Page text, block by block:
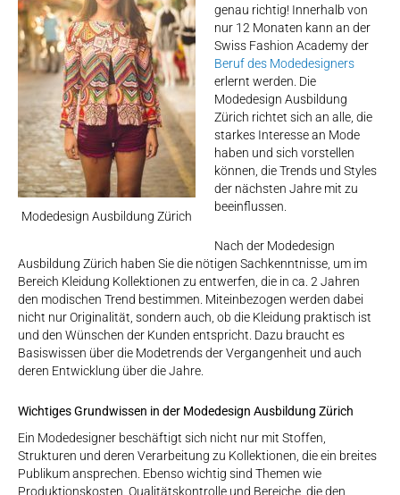
Modedesign Ausbildung Zürich
genau richtig! Innerhalb von
nur 12 Monaten kann an der
Swiss Fashion Academy der
Beruf des Modedesigners
erlernt werden. Die
Modedesign Ausbildung
Zürich richtet sich an alle, die
starkes Interesse an Mode
haben und sich vorstellen
können, die Trends und Styles
der nächsten Jahre mit zu
beeinflussen.
Nach der Modedesign
Ausbildung Zürich haben Sie die nötigen Sachkenntnisse, um im
Bereich Kleidung Kollektionen zu entwerfen, die in ca. 2 Jahren
den modischen Trend bestimmen. Miteinbezogen werden dabei
nicht nur Originalität, sondern auch, ob die Kleidung praktisch ist
und den Wünschen der Kunden entspricht. Dazu braucht es
Basiswissen über die Modetrends der Vergangenheit und auch
deren Entwicklung über die Jahre.
Wichtiges Grundwissen in der Modedesign Ausbildung Zürich
Ein Modedesigner beschäftigt sich nicht nur mit Stoffen,
Strukturen und deren Verarbeitung zu Kollektionen, die ein breites
Publikum ansprechen. Ebenso wichtig sind Themen wie
Produktionskosten, Qualitätskontrolle und Bereiche, die den